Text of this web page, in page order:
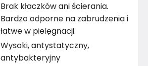
Brak kłaczków ani ścierania.
Bardzo odporne na zabrudzenia i
łatwe w pielęgnacji.
Wysoki, antystatyczny,
antybakteryjny